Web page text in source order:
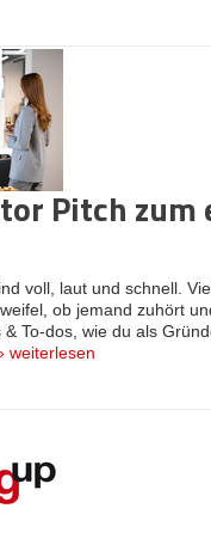
Pitch zum
voll, laut und schnell.
ob jemand zuhört
To-dos, wie du als
weiterlesen